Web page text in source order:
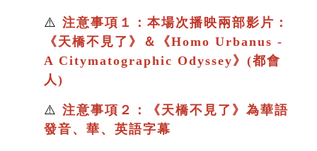
⚠️ 注意事項１：本場次播映兩部影片：
《天橋不見了 》＆ 《Homo Urbanus -
A Citymatographic Odyssey》(都會
人)
⚠️ 注意事項２： 《天橋不見了 》 為華語
發音、華、英語字幕